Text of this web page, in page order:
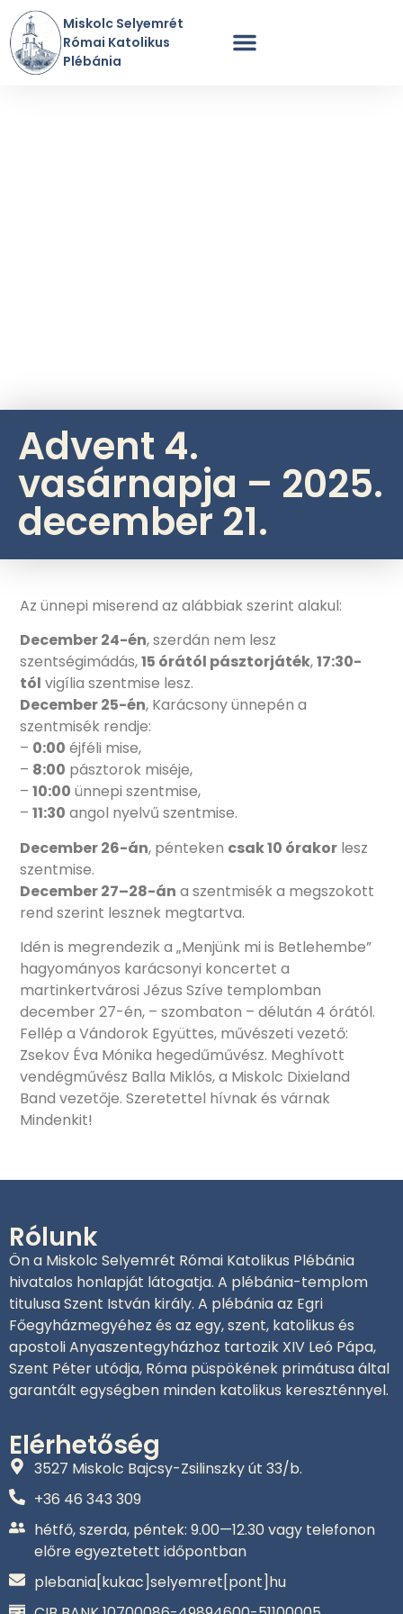
Miskolc Selyemrét
Római Katolikus
Plébánia
Advent 4.
vasárnapja – 2025.
december 21.
Az ünnepi miserend az alábbiak szerint alakul:
December 24-én, szerdán nem lesz
szentségimádás,15 órától pásztorjáték,17:30-
tól vigília szentmise lesz.
December 25-én, Karácsony ünnepén a
szentmisék rendje:
– 0:00 éjféli mise,
– 8:00 pásztorok miséje,
–10:00 ünnepi szentmise,
–11:30 angol nyelvű szentmise.
December 26-án, pénteken csak 10 órakor lesz
szentmise.
December 27–28-án a szentmisék a megszokott
rend szerint lesznek megtartva.
Idén is megrendezik a „Menjünk mi is Betlehembe”
hagyományos karácsonyi koncertet a
martinkertvárosi Jézus Szíve templomban
december 27-én, – szombaton – délután 4 órától.
Fellép a Vándorok Együttes, művészeti vezető:
Zsekov Éva Mónika hegedűművész. Meghívott
vendégművész Balla Miklós, a Miskolc Dixieland
Band vezetője. Szeretettel hívnak és várnak
Mindenkit!
Rólunk
Ön a Miskolc Selyemrét Római Katolikus Plébánia
hivatalos honlapját látogatja. A plébánia-templom
titulusa Szent István király. A plébánia az Egri
Főegyházmegyéhez és az egy, szent, katolikus és
apostoli Anyaszentegyházhoz tartozik XIV Leó Pápa,
Szent Péter utódja, Róma püspökének primátusa által
garantált egységben minden katolikus kereszténnyel.
Elérhetőség
3527 Miskolc Bajcsy-Zsilinszky út 33/b.
+36 46 343 309‬
hétfő, szerda, péntek: 9.00—12.30 vagy telefonon
előre egyeztetett időpontban
plebania[kukac]selyemret[pont]hu